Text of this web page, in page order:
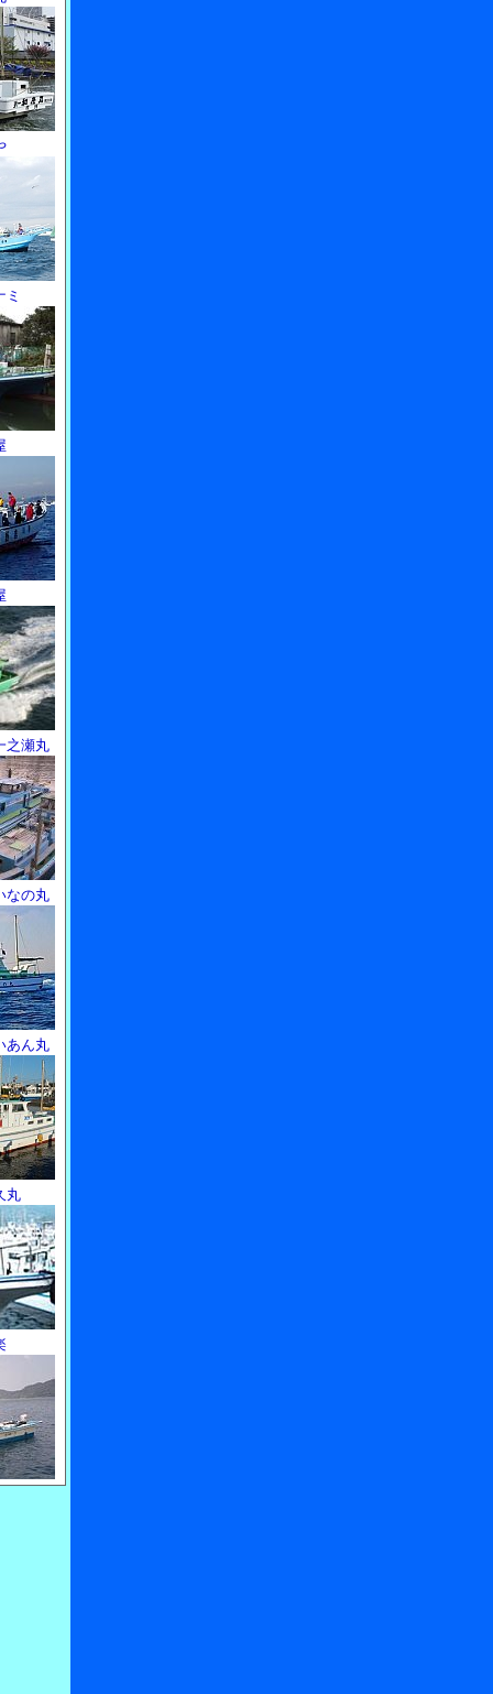
ミ
之瀬丸
なの丸
あん丸
丸